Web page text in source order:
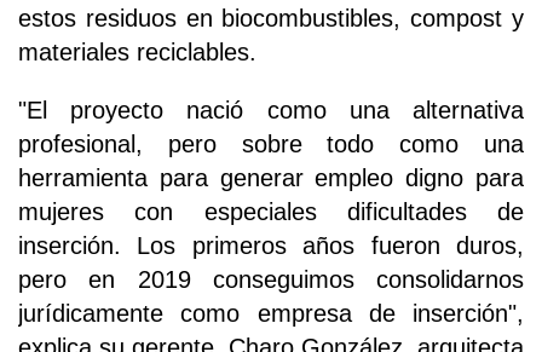
estos residuos en biocombustibles, compost y
materiales reciclables.
"El proyecto nació como una alternativa
profesional, pero sobre todo como una
herramienta para generar empleo digno para
mujeres con especiales dificultades de
inserción. Los primeros años fueron duros,
pero en 2019 conseguimos consolidarnos
jurídicamente como empresa de inserción",